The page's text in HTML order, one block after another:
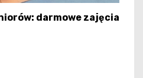
darmowe zajęcia